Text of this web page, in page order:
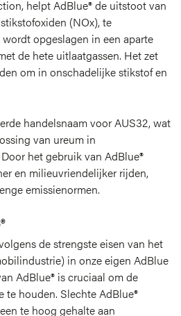
helpt AdBlue® de uitstoot van
(NOx), te
opgeslagen in een aparte
de hete uitlaatgassen. Het zet
om in onschadelijke stikstof en
handelsnaam voor AUS32, wat
van ureum in
het gebruik van AdBlue®
en milieuvriendelijker rijden,
emissienormen.
de strengste eisen van het
in onze eigen AdBlue
AdBlue® is cruciaal om de
houden. Slechte AdBlue®
te hoog gehalte aan